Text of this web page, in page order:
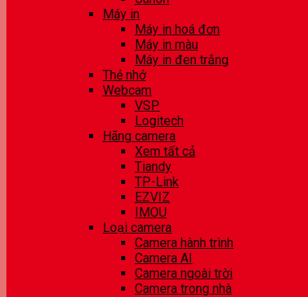
Máy in
Máy in hoá đơn
Máy in màu
Máy in đen trắng
Thẻ nhớ
Webcam
VSP
Logitech
Hãng camera
Xem tất cả
Tiandy
TP-Link
EZVIZ
IMOU
Loại camera
Camera hành trình
Camera AI
Camera ngoài trời
Camera trong nhà